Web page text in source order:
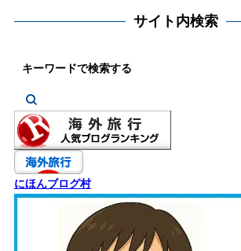
サイト内検索
にほんブログ村